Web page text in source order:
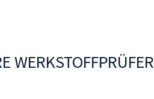
WERKSTOFFPRÜFER